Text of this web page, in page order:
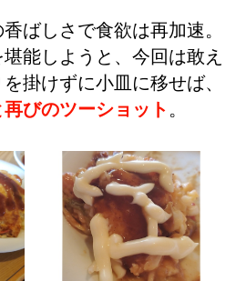
ばしさで食欲は再加速。
能しようと、今回は敢え
掛けずに小皿に移せば、
びのツーショット 。